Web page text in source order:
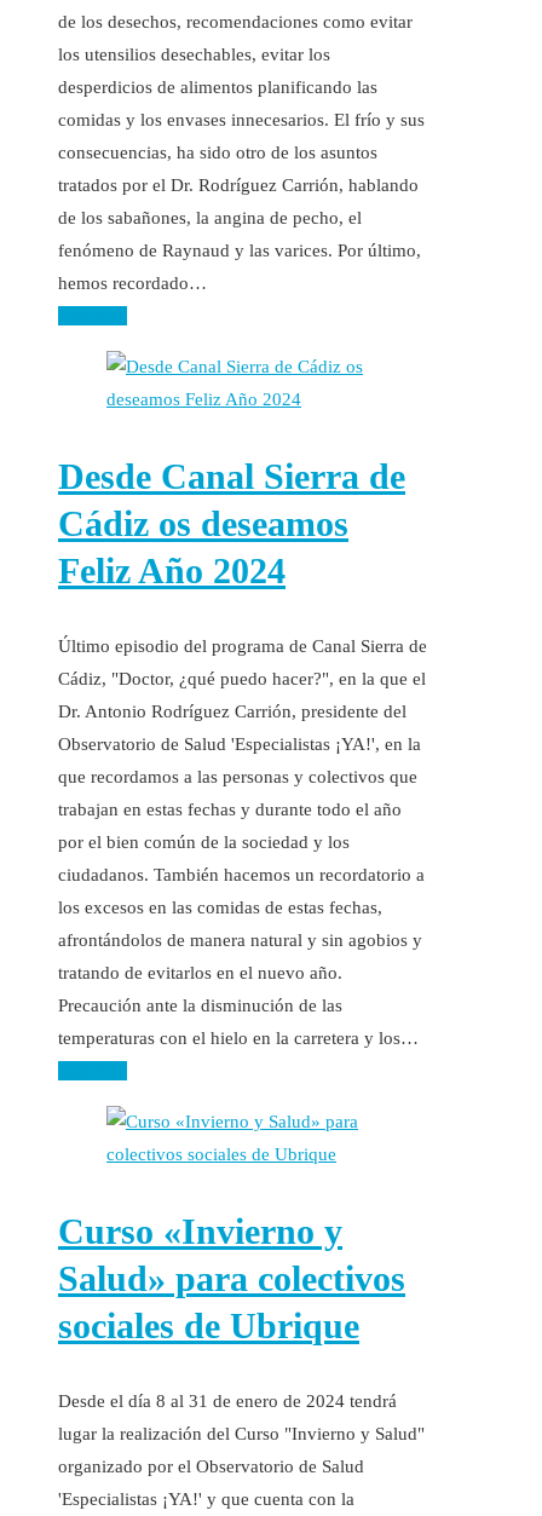
de los desechos, recomendaciones como evitar
los utensilios desechables, evitar los
desperdicios de alimentos planificando las
comidas y los envases innecesarios. El frío y sus
consecuencias, ha sido otro de los asuntos
tratados por el Dr. Rodríguez Carrión, hablando
de los sabañones, la angina de pecho, el
fenómeno de Raynaud y las varices. Por último,
hemos recordado…
Desde Canal Sierra de
Cádiz os deseamos
Feliz Año 2024
Último episodio del programa de Canal Sierra de
Cádiz, "Doctor, ¿qué puedo hacer?", en la que el
Dr. Antonio Rodríguez Carrión, presidente del
Observatorio de Salud 'Especialistas ¡YA!', en la
que recordamos a las personas y colectivos que
trabajan en estas fechas y durante todo el año
por el bien común de la sociedad y los
ciudadanos. También hacemos un recordatorio a
los excesos en las comidas de estas fechas,
afrontándolos de manera natural y sin agobios y
tratando de evitarlos en el nuevo año.
Precaución ante la disminución de las
temperaturas con el hielo en la carretera y los…
Curso «Invierno y
Salud» para colectivos
sociales de Ubrique
Desde el día 8 al 31 de enero de 2024 tendrá
lugar la realización del Curso "Invierno y Salud"
organizado por el Observatorio de Salud
'Especialistas ¡YA!' y que cuenta con la